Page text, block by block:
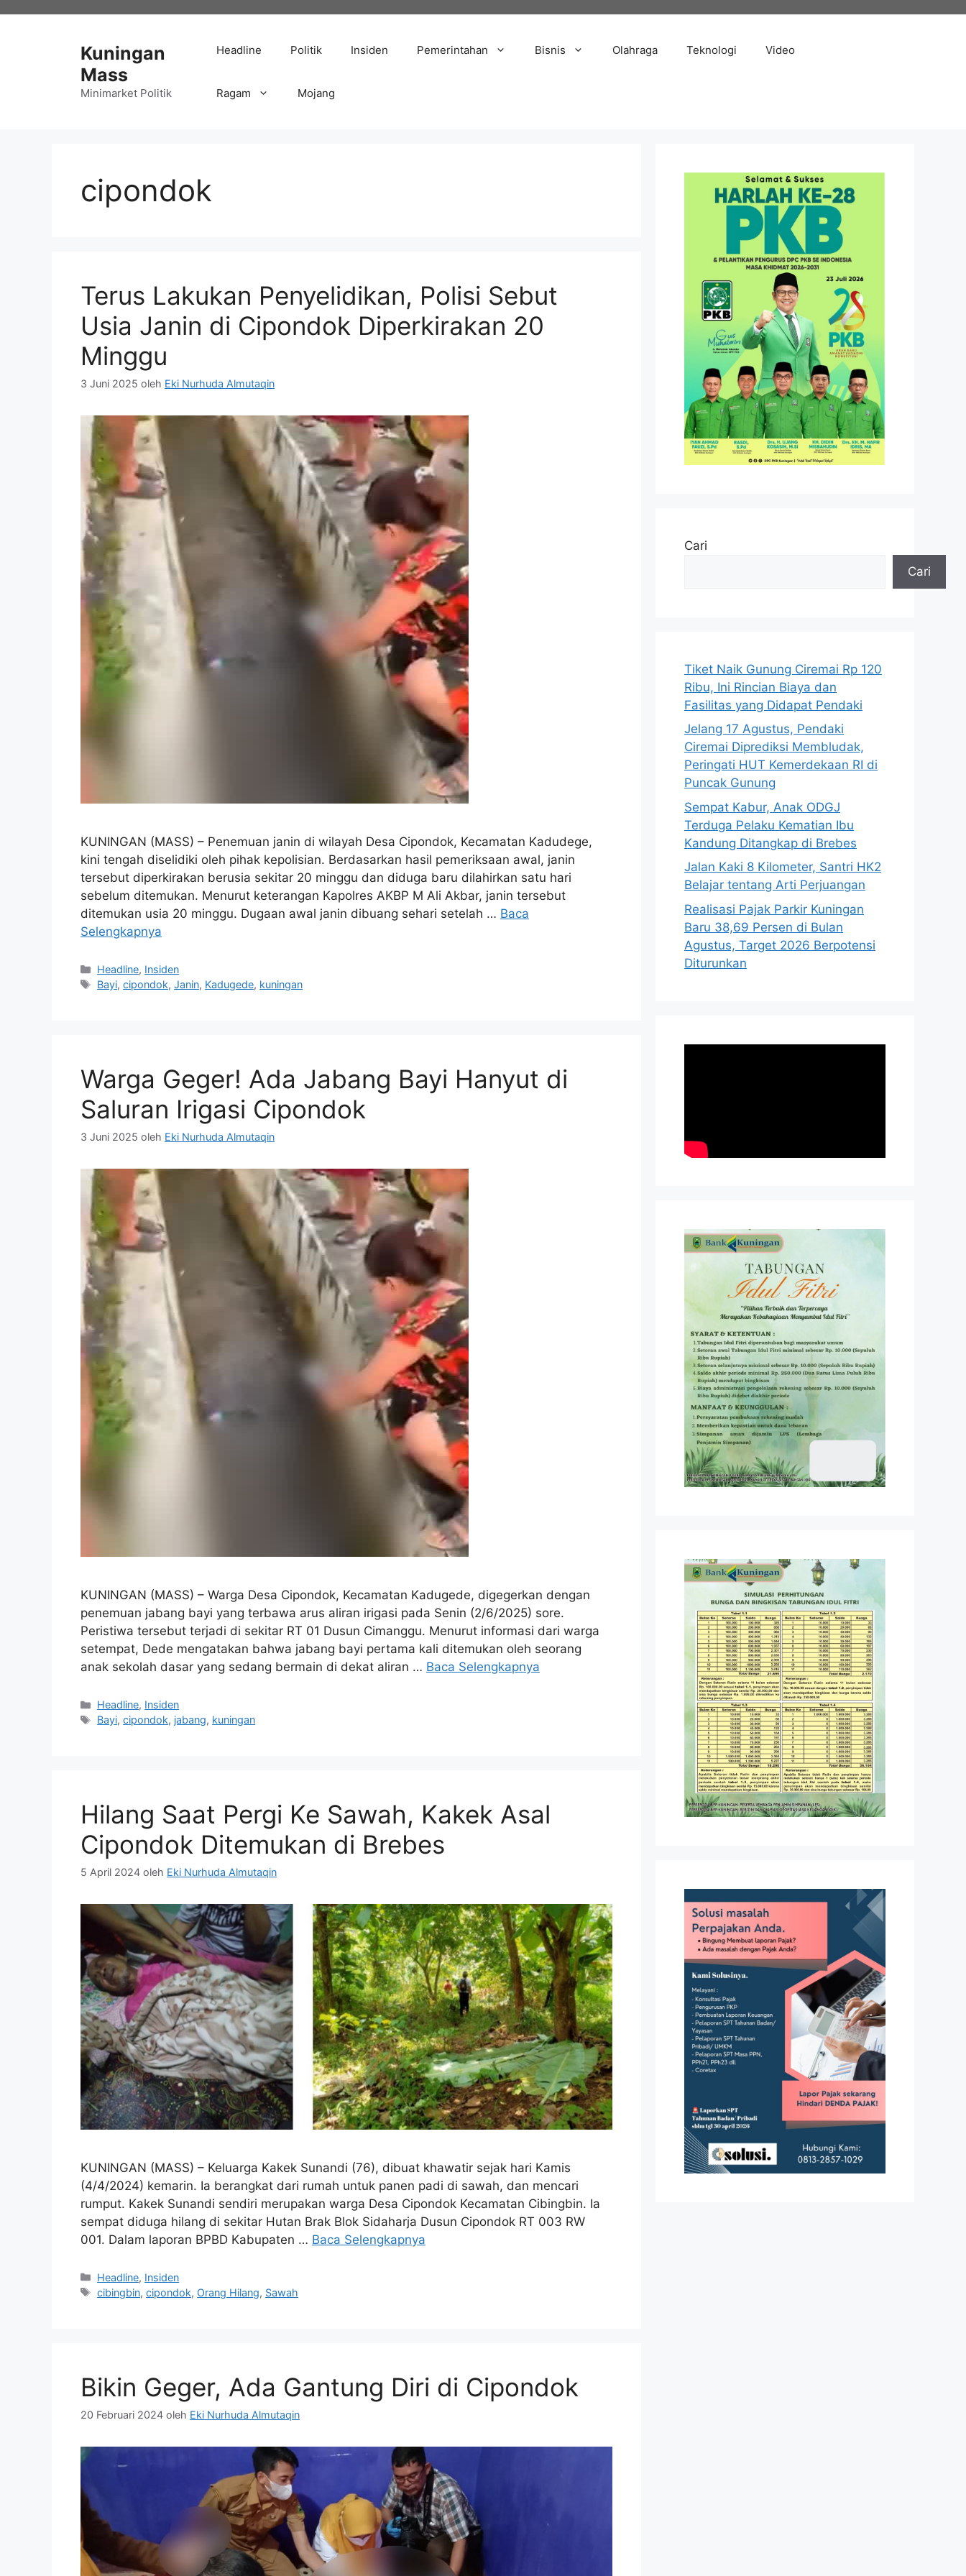
Kuningan
Mass
Minimarket Politik
Headline Politik Insiden Pemerintahan Bisnis Olahraga Teknologi Video
Ragam Mojang
cipondok
Terus Lakukan Penyelidikan, Polisi Sebut
Usia Janin di Cipondok Diperkirakan 20
Minggu
3 Juni 2025 oleh Eki Nurhuda Almutaqin
KUNINGAN (MASS) – Penemuan janin di wilayah Desa Cipondok, Kecamatan Kadudege,
kini tengah diselidiki oleh pihak kepolisian. Berdasarkan hasil pemeriksaan awal, janin
tersebut diperkirakan berusia sekitar 20 minggu dan diduga baru dilahirkan satu hari
sebelum ditemukan. Menurut keterangan Kapolres AKBP M Ali Akbar, janin tersebut
ditemukan usia 20 minggu. Dugaan awal janin dibuang sehari setelah … Baca
Selengkapnya
Kategori
Headline, Insiden
Tag
Bayi,cipondok,Janin, Kadugede, kuningan
Warga Geger! Ada Jabang Bayi Hanyut di
Saluran Irigasi Cipondok
3 Juni 2025 oleh Eki Nurhuda Almutaqin
KUNINGAN (MASS) – Warga Desa Cipondok, Kecamatan Kadugede, digegerkan dengan
penemuan jabang bayi yang terbawa arus aliran irigasi pada Senin (2/6/2025) sore.
Peristiwa tersebut terjadi di sekitar RT 01 Dusun Cimanggu. Menurut informasi dari warga
setempat, Dede mengatakan bahwa jabang bayi pertama kali ditemukan oleh seorang
anak sekolah dasar yang sedang bermain di dekat aliran … Baca Selengkapnya
Kategori
Headline, Insiden
Tag
Bayi,cipondok, jabang, kuningan
Hilang Saat Pergi Ke Sawah, Kakek Asal
Cipondok Ditemukan di Brebes
5 April 2024 oleh Eki Nurhuda Almutaqin
KUNINGAN (MASS) – Keluarga Kakek Sunandi (76), dibuat khawatir sejak hari Kamis
(4/4/2024) kemarin. Ia berangkat dari rumah untuk panen padi di sawah, dan mencari
rumput. Kakek Sunandi sendiri merupakan warga Desa Cipondok Kecamatan Cibingbin. Ia
sempat diduga hilang di sekitar Hutan Brak Blok Sidaharja Dusun Cipondok RT 003 RW
001. Dalam laporan BPBD Kabupaten … Baca Selengkapnya
Kategori
Headline, Insiden
Tag
cibingbin,cipondok, Orang Hilang, Sawah
Bikin Geger, Ada Gantung Diri di Cipondok
20 Februari 2024 oleh Eki Nurhuda Almutaqin
Cari
Cari
Tiket Naik Gunung Ciremai Rp 120
Ribu, Ini Rincian Biaya dan
Fasilitas yang Didapat Pendaki
Jelang 17 Agustus, Pendaki
Ciremai Diprediksi Membludak,
Peringati HUT Kemerdekaan RI di
Puncak Gunung
Sempat Kabur, Anak ODGJ
Terduga Pelaku Kematian Ibu
Kandung Ditangkap di Brebes
Jalan Kaki 8 Kilometer, Santri HK2
Belajar tentang Arti Perjuangan
Realisasi Pajak Parkir Kuningan
Baru 38,69 Persen di Bulan
Agustus, Target 2026 Berpotensi
Diturunkan